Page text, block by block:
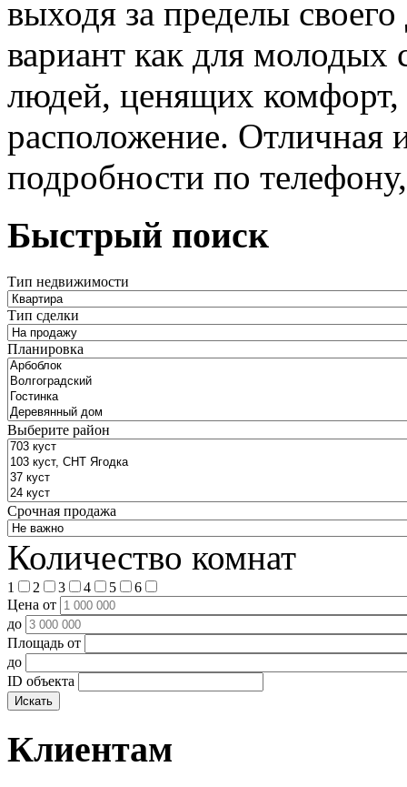
выходя за пределы
вариант как для молодых
людей, ценящих комфорт,
расположение. Отличная
подробности по
Быстрый поиск
Тип недвижимости
Тип сделки
Планировка
Выберите район
Срочная продажа
Количество комнат
1 2 3 4 5
6
Цена от
до
Площадь от
до
ID объекта
Искать
Клиентам